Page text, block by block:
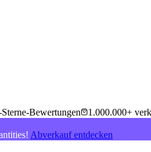
Bewertungen 1.000.000+
Abverkauf entdecken